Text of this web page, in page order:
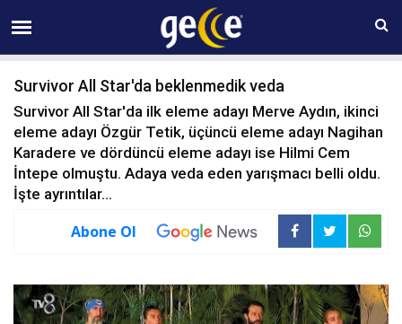
08 AĞUSTOS Cumartesi 02:26
Survivor All Star'da beklenmedik veda
Survivor All Star'da ilk eleme adayı Merve Aydın, ikinci
eleme adayı Özgür Tetik, üçüncü eleme adayı Nagihan
Karadere ve dördüncü eleme adayı ise Hilmi Cem
İntepe olmuştu. Adaya veda eden yarışmacı belli oldu.
İşte ayrıntılar...
Abone Ol